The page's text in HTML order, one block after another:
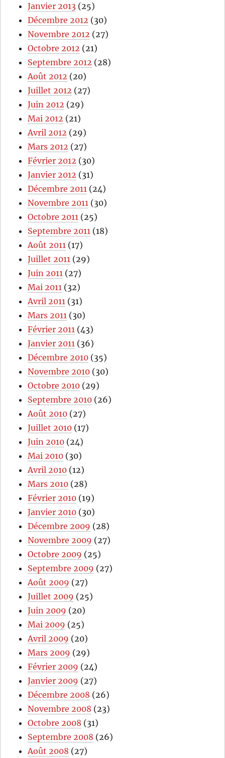
Janvier 2013 (25)
Décembre 2012 (30)
Novembre 2012 (27)
Octobre 2012 (21)
Septembre 2012 (28)
Août 2012 (20)
Juillet 2012 (27)
Juin 2012 (29)
Mai 2012 (21)
Avril 2012 (29)
Mars 2012 (27)
Février 2012 (30)
Janvier 2012 (31)
Décembre 2011 (24)
Novembre 2011 (30)
Octobre 2011 (25)
Septembre 2011 (18)
Août 2011 (17)
Juillet 2011 (29)
Juin 2011 (27)
Mai 2011 (32)
Avril 2011 (31)
Mars 2011 (30)
Février 2011 (43)
Janvier 2011 (36)
Décembre 2010 (35)
Novembre 2010 (30)
Octobre 2010 (29)
Septembre 2010 (26)
Août 2010 (27)
Juillet 2010 (17)
Juin 2010 (24)
Mai 2010 (30)
Avril 2010 (12)
Mars 2010 (28)
Février 2010 (19)
Janvier 2010 (30)
Décembre 2009 (28)
Novembre 2009 (27)
Octobre 2009 (25)
Septembre 2009 (27)
Août 2009 (27)
Juillet 2009 (25)
Juin 2009 (20)
Mai 2009 (25)
Avril 2009 (20)
Mars 2009 (29)
Février 2009 (24)
Janvier 2009 (27)
Décembre 2008 (26)
Novembre 2008 (23)
Octobre 2008 (31)
Septembre 2008 (26)
Août 2008 (27)